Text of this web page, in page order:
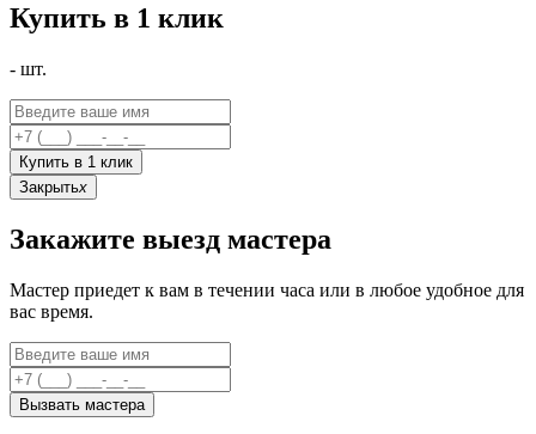
Купить в 1 клик
- шт.
Купить в 1 клик
Закрытьx
Закажите выезд мастера
Мастер приедет к вам в течении часа или в любое удобное для
вас время.
Вызвать мастера